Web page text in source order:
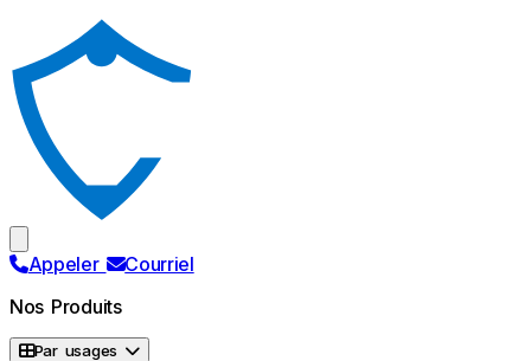
Appeler
Courriel
Nos Produits
Par usages